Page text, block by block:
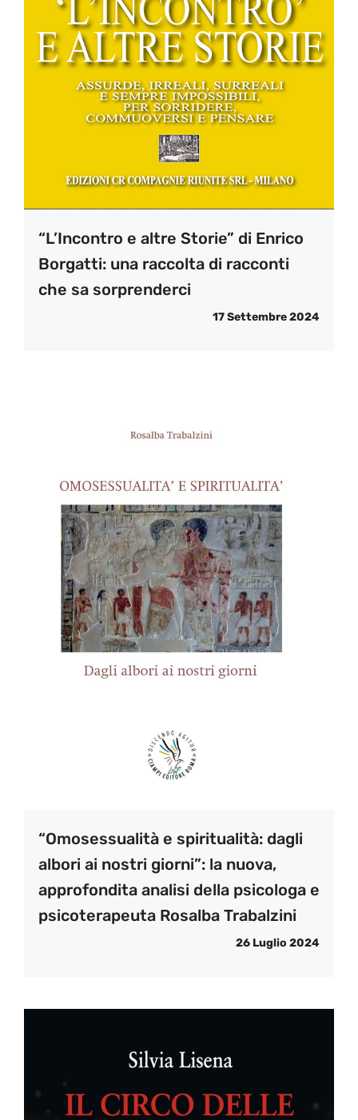
“L’Incontro e altre Storie” di Enrico
Borgatti: una raccolta di racconti
che sa sorprenderci
17 Settembre 2024
“Omosessualità e spiritualità: dagli
albori ai nostri giorni”: la nuova,
approfondita analisi della psicologa e
psicoterapeuta Rosalba Trabalzini
26 Luglio 2024